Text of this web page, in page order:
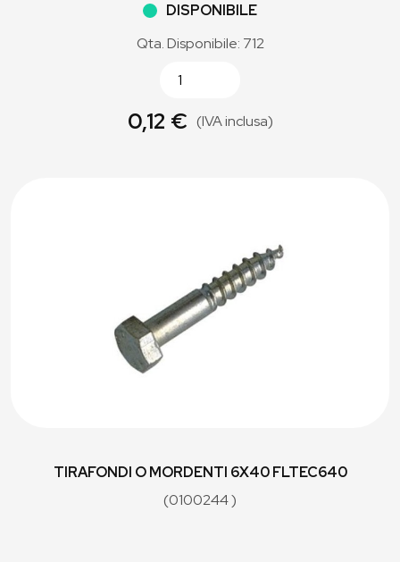
DISPONIBILE
Qta. Disponibile: 712
0,12 € (IVA inclusa)
TIRAFONDI O MORDENTI 6X40 FLTEC640
(0100244 )